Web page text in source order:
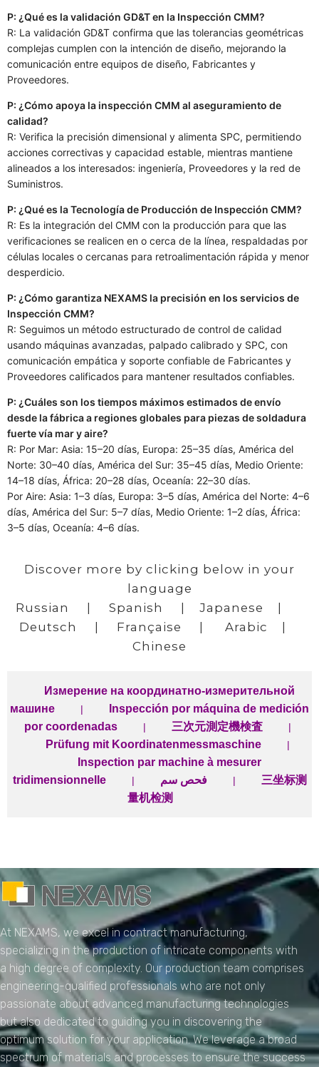
P: ¿Qué es la validación GD&T en la Inspección CMM?
R: La validación GD&T confirma que las tolerancias geométricas
complejas cumplen con la intención de diseño, mejorando la
comunicación entre equipos de diseño, Fabricantes y
Proveedores.
P: ¿Cómo apoya la inspección CMM al aseguramiento de
calidad?
R: Verifica la precisión dimensional y alimenta SPC, permitiendo
acciones correctivas y capacidad estable, mientras mantiene
alineados a los interesados: ingeniería, Proveedores y la red de
Suministros.
P: ¿Qué es la Tecnología de Producción de Inspección CMM?
R: Es la integración del CMM con la producción para que las
verificaciones se realicen en o cerca de la línea, respaldadas por
células locales o cercanas para retroalimentación rápida y menor
desperdicio.
P: ¿Cómo garantiza NEXAMS la precisión en los servicios de
Inspección CMM?
R: Seguimos un método estructurado de control de calidad
usando máquinas avanzadas, palpado calibrado y SPC, con
comunicación empática y soporte confiable de Fabricantes y
Proveedores calificados para mantener resultados confiables.
P: ¿Cuáles son los tiempos máximos estimados de envío
desde la fábrica a regiones globales para piezas de soldadura
fuerte vía mar y aire?
R: Por Mar: Asia: 15–20 días, Europa: 25–35 días, América del
Norte: 30–40 días, América del Sur: 35–45 días, Medio Oriente:
14–18 días, África: 20–28 días, Oceanía: 22–30 días.
Por Aire: Asia: 1–3 días, Europa: 3–5 días, América del Norte: 4–6
días, América del Sur: 5–7 días, Medio Oriente: 1–2 días, África:
3–5 días, Oceanía: 4–6 días.
Discover more by clicking below in your
language
Russian
| Spanish | Japanese |
Deutsch
| Française | Arabic |
Chinese
Измерение на координатно-измерительной
машине
|
Inspección por máquina de medición
por coordenadas
| 三次元測定機検査 |
Prüfung mit Koordinatenmessmaschine |
Inspection par machine à mesurer
tridimensionnelle
| فحص سم |
三坐标测
量机检测
NEXAMS
At NEXAMS, we excel in contract manufacturing,
specializing in the production of intricate components with
a high degree of complexity. Our production team comprises
engineering-qualified professionals who are not only
passionate about advanced manufacturing technologies
but also dedicated to guiding you in discovering the
optimum solution for your application. We leverage a broad
spectrum of materials and processes to ensure the success